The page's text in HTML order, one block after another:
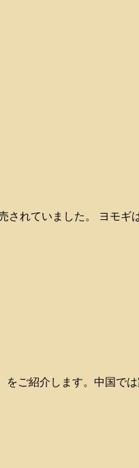
されていました。 ヨモギ
ご紹介します。中国で